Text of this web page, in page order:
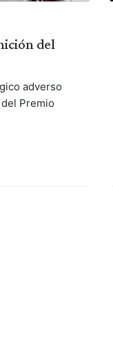
del
adverso
Premio